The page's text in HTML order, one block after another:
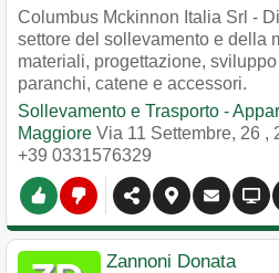
Columbus Mckinnon Italia Srl -
settore del sollevamento e della
materiali, progettazione,
paranchi, catene e accessori.
Sollevamento e Trasporto -
Maggiore Via 11 Settembre, 26 ,
+39 0331576329
Zannoni Donata